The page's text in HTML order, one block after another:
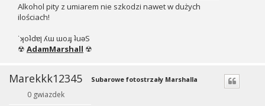
Alkohol pity z umiarem nie szkodzi nawet w dużych
ilościach!
˙ʞoʇdɐן ʎɯ ɯoɹɟ ʇuǝS
☢ AdamMarshall ☢
Marekkk12345
0 gwiazdek
Subarowe fotostrzały Marshalla